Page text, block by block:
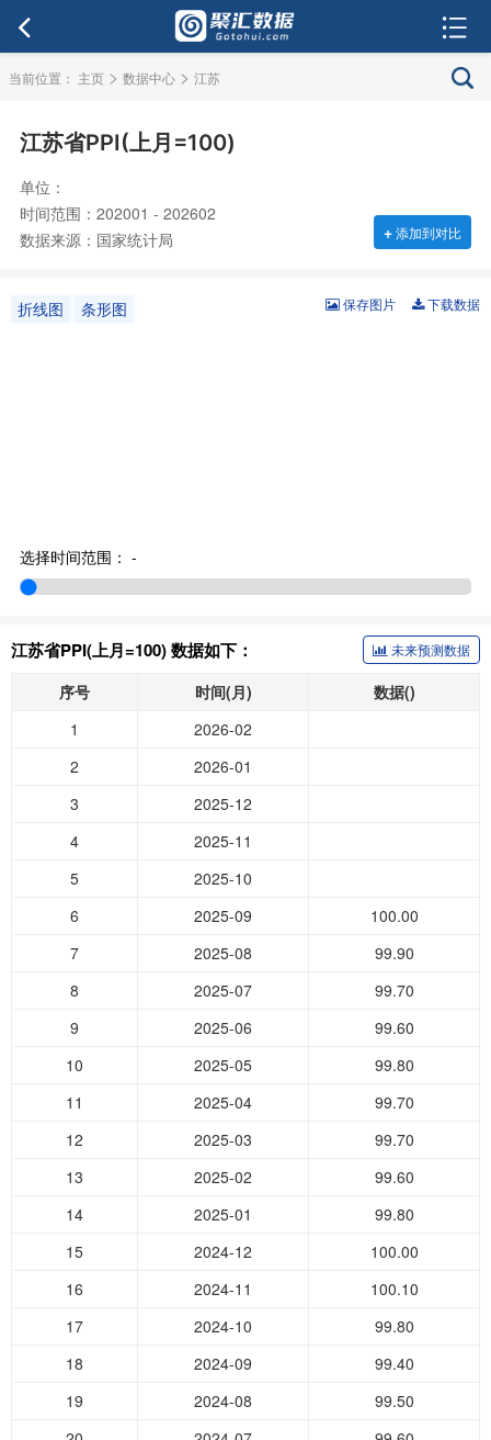
当前位置： 主页 > 数据中心 > 江苏
江苏省PPI(上月=100)
单位：
时间范围：202001 - 202602
数据来源：国家统计局
+添加到对比
折线图 条形图 下载数据
保存图片
选择时间范围： -
江苏省PPI(上月=100) 数据如下： 未来预测数据
序号 时间(月)
数据()
1
2026-02
2
2026-01
3
2025-12
4
2025-11
5
2025-10
6
2025-09
100.00
7
2025-08
99.90
8
2025-07
99.70
9
2025-06
99.60
10
2025-05
99.80
11
2025-04
99.70
12
2025-03
99.70
13
2025-02
99.60
14
2025-01
99.80
15
2024-12
100.00
16
2024-11
100.10
17
2024-10
99.80
18
2024-09
99.40
19
2024-08
99.50